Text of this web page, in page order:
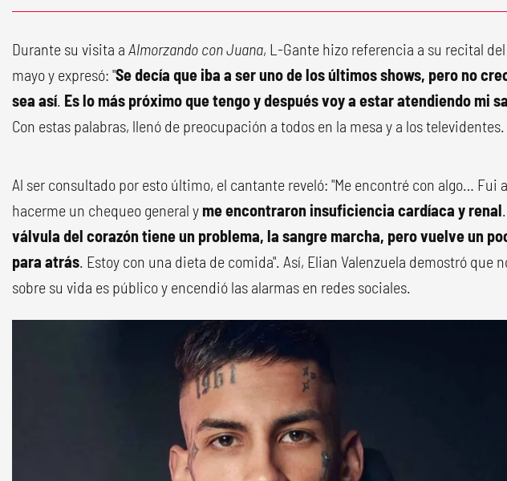
Durante su visita a Almorzando con Juana, L-Gante hizo referencia a su recital
mayo y expresó: "Se decía que iba a ser uno de los últimos shows, pero no
sea así. Es lo más próximo que tengo y después voy a estar atendiendo mi
Con estas palabras, llenó de preocupación a todos en la mesa y a los televidentes.
Al ser consultado por esto último, el cantante reveló: "Me encontré con algo… Fui a
hacerme un chequeo general y me encontraron insuficiencia cardíaca y renal.
válvula del corazón tiene un problema, la sangre marcha, pero vuelve un
para atrás. Estoy con una dieta de comida". Así, Elian Valenzuela demostró que
sobre su vida es público y encendió las alarmas en redes sociales.